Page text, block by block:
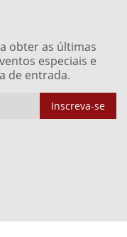
obter as últimas
especiais e
de entrada.
Inscreva-se